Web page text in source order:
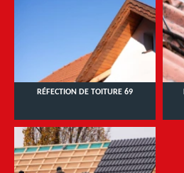
RÉFECTION DE TOITURE 69